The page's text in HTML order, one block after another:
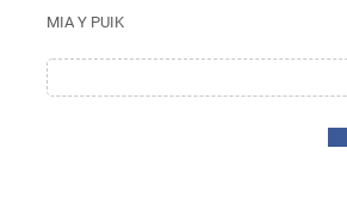
MIA Y PUIK